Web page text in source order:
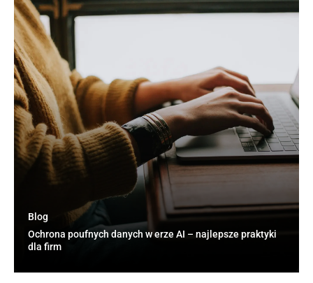
Blog
Ochrona poufnych danych w erze AI – najlepsze praktyki
dla firm